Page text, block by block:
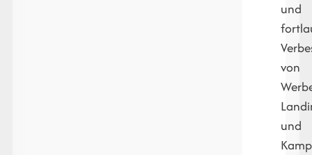
und
von
und